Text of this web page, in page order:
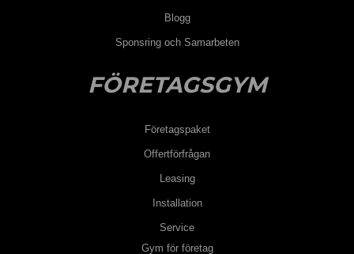
Blogg
Sponsring och Samarbeten
FÖRETAGSGYM
Företagspaket
Offertförfrågan
Leasing
Installation
Service
Gym för företag